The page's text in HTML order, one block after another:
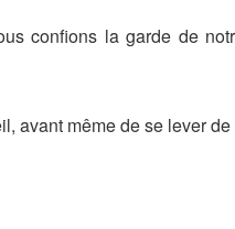
confions la garde de
avant même de se lever